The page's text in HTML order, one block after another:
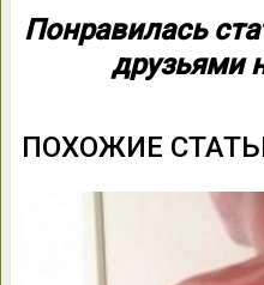
Понравилась
друзьями
ПОХОЖИЕ